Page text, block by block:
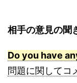
相手の意見の聞
Do you have
問題に関してコ